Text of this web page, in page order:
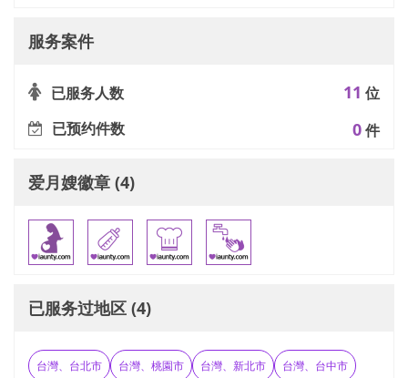
服务案件
已服务人数 11 位
已预约件数
0件
爱月嫂徽章 (4)
已服务过地区 (4)
台灣、台北市 台灣、桃園市 台灣、新北市 台灣、台中市